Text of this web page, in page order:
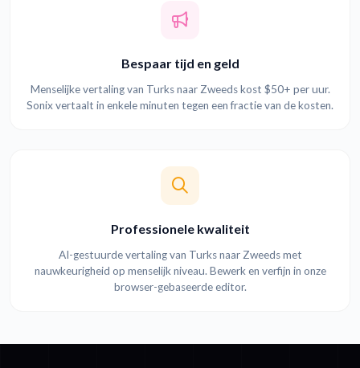
Bespaar tijd en geld
Menselijke vertaling van Turks naar Zweeds kost $50+ per uur.
Sonix vertaalt in enkele minuten tegen een fractie van de kosten.
Professionele kwaliteit
AI-gestuurde vertaling van Turks naar Zweeds met
nauwkeurigheid op menselijk niveau. Bewerk en verfijn in onze
browser-gebaseerde editor.